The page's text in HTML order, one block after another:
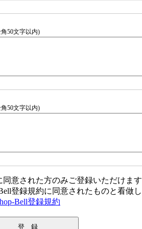
50文字以内)
50文字以内)
意された方のみご登録いただけます
登録規約に同意されたものと看做し
Bell登録規約